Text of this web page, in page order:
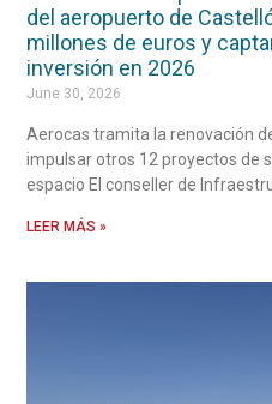
del aeropuerto de
millones de euros y
inversión en 2026
June 30, 2026
Aerocas tramita la renovación
impulsar otros 12 proyectos de
espacio El conseller de
LEER MÁS »